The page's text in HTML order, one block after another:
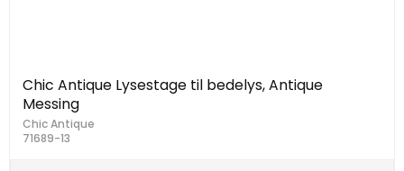
Chic Antique Lysestage til bedelys, Antique
Messing
Chic Antique
71689-13